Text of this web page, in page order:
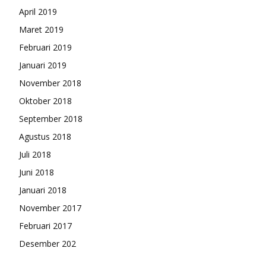
April 2019
Maret 2019
Februari 2019
Januari 2019
November 2018
Oktober 2018
September 2018
Agustus 2018
Juli 2018
Juni 2018
Januari 2018
November 2017
Februari 2017
Desember 202